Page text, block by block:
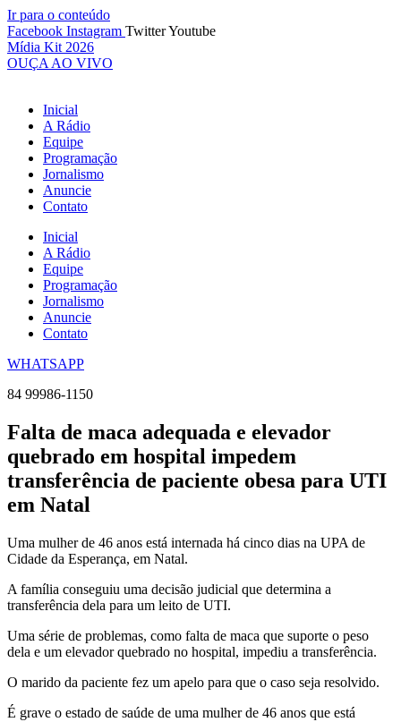
Ir para o conteúdo
Facebook Instagram TwitterYoutube
Mídia Kit 2026
OUÇA AO VIVO
Inicial
A Rádio
Equipe
Programação
Jornalismo
Anuncie
Contato
Inicial
A Rádio
Equipe
Programação
Jornalismo
Anuncie
Contato
WHATSAPP
84 99986-1150
Falta de maca adequada e elevador
quebrado em hospital impedem
transferência de paciente obesa para UTI
em Natal
Uma mulher de 46 anos está internada há cinco dias na UPA de
Cidade da Esperança, em Natal.
A família conseguiu uma decisão judicial que determina a
transferência dela para um leito de UTI.
Uma série de problemas, como falta de maca que suporte o peso
dela e um elevador quebrado no hospital, impediu a transferência.
O marido da paciente fez um apelo para que o caso seja resolvido.
É grave o estado de saúde de uma mulher de 46 anos que está